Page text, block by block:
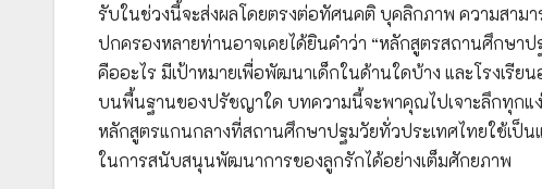
รับในช่วงนี้จะส่งผลโดยตรงต่อทัศนคติ บุคลิกภาพ ความสาม
ปกครองหลายท่านอาจเคยได้ยินคำว่า “หลักสูตรสถานศึกษา
คืออะไร มีเป้าหมายเพื่อพัฒนาเด็กในด้านใดบ้าง และโรงเรี
บนพื้นฐานของปรัชญาใด บทความนี้จะพาคุณไปเจาะลึกทุก
หลักสูตรแกนกลางที่สถานศึกษาปฐมวัยทั่วประเทศไทยใช้เป็
ในการสนับสนุนพัฒนาการของลูกรักได้อย่างเต็มศักยภาพ